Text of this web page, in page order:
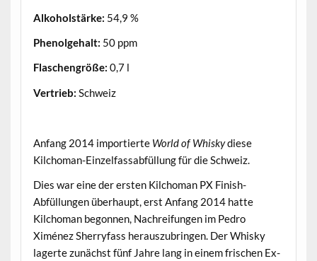
Alkoholstärke: 54,9 %
Phenolgehalt: 50 ppm
Flaschengröße: 0,7 l
Vertrieb: Schweiz
Anfang 2014 importierte World of Whiskydiese
Kilchoman-Einzelfassabfüllung für die Schweiz.
Dies war eine der ersten Kilchoman PX Finish-
Abfüllungen überhaupt, erst Anfang 2014 hatte
Kilchoman begonnen, Nachreifungen im Pedro
Ximénez Sherryfass herauszubringen. Der Whisky
lagerte zunächst fünf Jahre lang in einem frischen Ex-